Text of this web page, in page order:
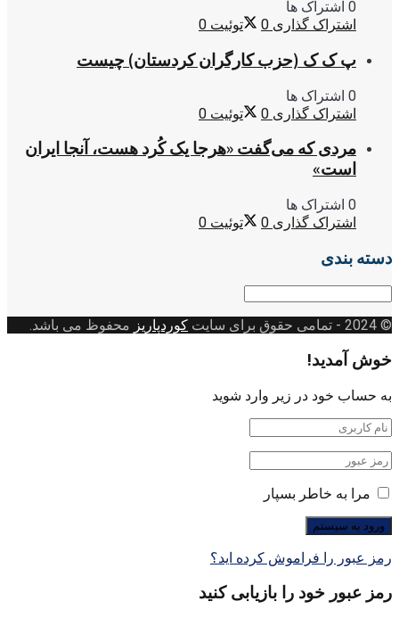
0 اشتراک ها
اشتراک گذاری 0 توئیت 0
پ ک ک (حزب کارگران کردستان) چیست
0 اشتراک ها
اشتراک گذاری 0 توئیت 0
مردی که می‌گفت «هرجا یک کُرد هست، آنجا ایران
است»
0 اشتراک ها
اشتراک گذاری 0 توئیت 0
دسته بندی
© 2024
- تمامی حقوق برای سایت کوردپاریز محفوظ می باشد.
خوش آمدید!
به حساب خود در زیر وارد شوید
مرا به خاطر بسپار
رمز عبور را فراموش کرده اید؟
رمز عبور خود را بازیابی کنید